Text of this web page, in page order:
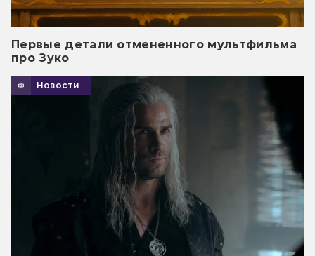
Первые детали отмененного мультфильма
про Зуко
Новости